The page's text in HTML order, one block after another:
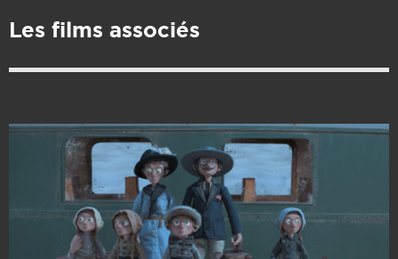
Les films associés